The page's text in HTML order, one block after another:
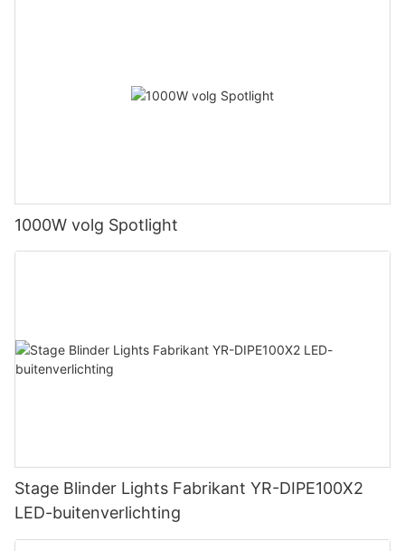
1000W volg Spotlight
Stage Blinder Lights Fabrikant YR-DIPE100X2
LED-buitenverlichting